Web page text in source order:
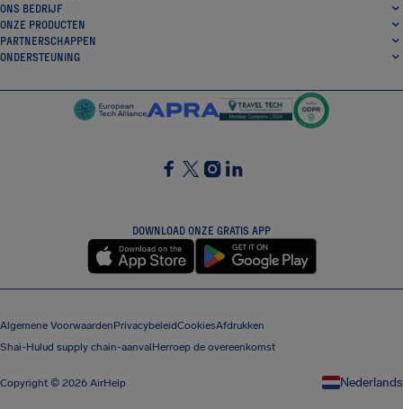
ONS BEDRIJF
ONZE PRODUCTEN
PARTNERSCHAPPEN
ONDERSTEUNING
DOWNLOAD ONZE GRATIS APP
Algemene VoorwaardenPrivacybeleidCookiesAfdrukken
Shai-Hulud supply chain-aanvalHerroep de overeenkomst
Copyright © 2026 AirHelp Nederlands